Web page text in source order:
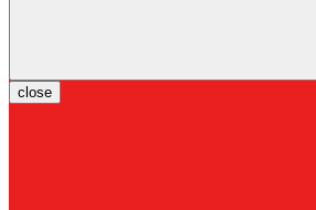
close